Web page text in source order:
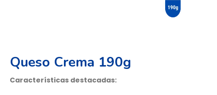
Queso Crema 190g
Características destacadas: